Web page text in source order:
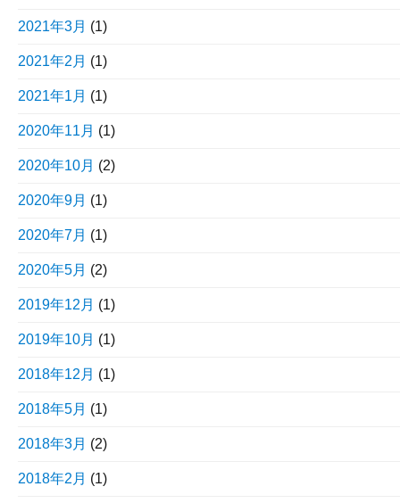
2021年3月 (1)
2021年2月 (1)
2021年1月 (1)
2020年11月 (1)
2020年10月 (2)
2020年9月 (1)
2020年7月 (1)
2020年5月 (2)
2019年12月 (1)
2019年10月 (1)
2018年12月 (1)
2018年5月 (1)
2018年3月 (2)
2018年2月 (1)